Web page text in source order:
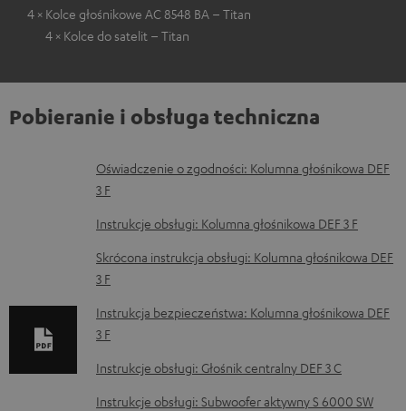
4 × Kolce głośnikowe AC 8548 BA – Titan
4 × Kolce do satelit – Titan
Pobieranie i obsługa techniczna
D
o
k
u
m
e
n
t
Oświadczenie o zgodności: Kolumna głośnikowa DEF
3 F
Instrukcje obsługi: Kolumna głośnikowa DEF 3 F
Skrócona instrukcja obsługi: Kolumna głośnikowa DEF
3 F
Instrukcja bezpieczeństwa: Kolumna głośnikowa DEF
3 F
Instrukcje obsługi: Głośnik centralny DEF 3 C
Instrukcje obsługi: Subwoofer aktywny S 6000 SW